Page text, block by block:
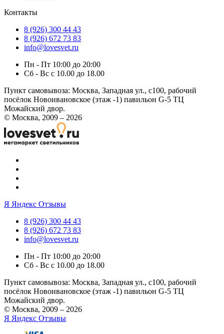
Контакты
8 (926) 300 44 43
8 (926) 672 73 83
info@lovesvet.ru
Пн - Пт 10:00 до 20:00
Сб - Вс с 10.00 до 18.00
Пункт самовывоза: Москва, Западная ул., с100, рабочий
посёлок Новоивановское (этаж -1) павильон G-5 ТЦ
Можайский двор.
© Москва, 2009 – 2026
Я Яндекс Отзывы
8 (926) 300 44 43
8 (926) 672 73 83
info@lovesvet.ru
Пн - Пт 10:00 до 20:00
Сб - Вс с 10.00 до 18.00
Пункт самовывоза: Москва, Западная ул., с100, рабочий
посёлок Новоивановское (этаж -1) павильон G-5 ТЦ
Можайский двор.
© Москва, 2009 – 2026
Я Яндекс Отзывы